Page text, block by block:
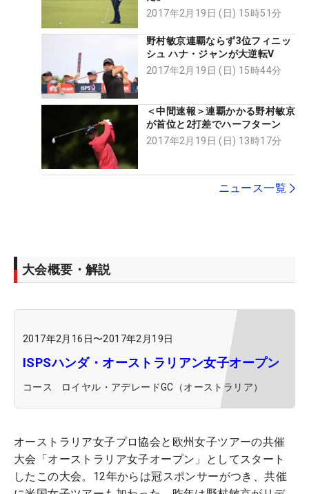
2017年2月19日 (日) 15時51分
野村敏京連覇ならず3位フィニッ
シュ ハナ・ジャンが大逆転V
2017年2月19日 (日) 15時44分
＜中間速報＞連覇かかる野村敏京
が首位と2打差でハーフターン
2017年2月19日 (日) 13時17分
ニュース一覧
大会概要・解説
2017年2月16日〜2017年2月19日
ISPSハンダ・オーストラリアン女子オープン
コース ロイヤル・アデレードGC（オーストラリア）
オーストラリア女子プロ協会と欧州女子ツアーの共催
大会「オーストラリア女子オープン」としてスタート
したこの大会。12年からは冠スポンサーがつき、共催